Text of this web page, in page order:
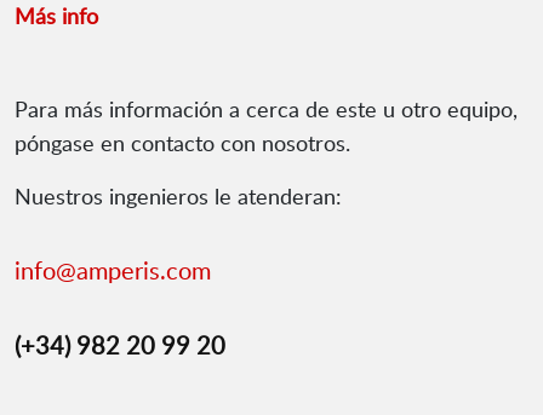
Más info
Para más información a cerca de este u otro equipo,
póngase en contacto con nosotros.
Nuestros ingenieros le atenderan:
info@amperis.com
(+34) 982 20 99 20